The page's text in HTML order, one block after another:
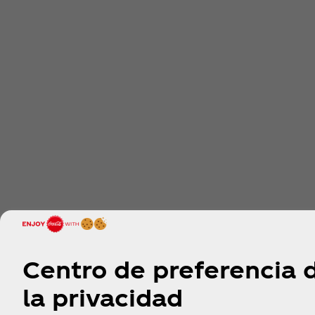
Centro de preferencia
la privacidad